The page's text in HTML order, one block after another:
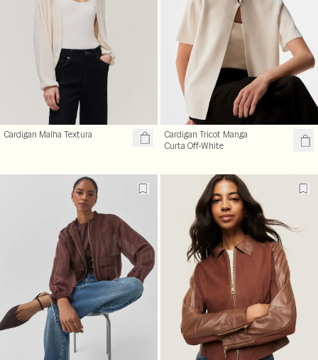
Cardigan Malha Textura
Cardigan Tricot Manga
Curta Off-White